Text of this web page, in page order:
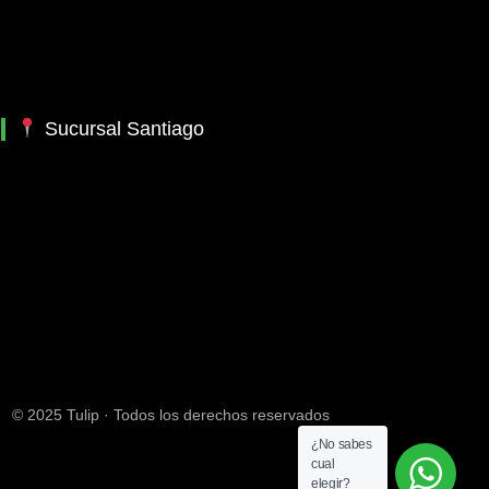
Sucursal Santiago
© 2025 Tulip · Todos los derechos reservados
¿No sabes
cual
elegir?